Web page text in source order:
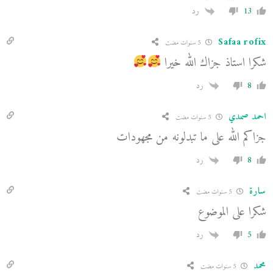
13 رد
Safaa rofix
شكرا استاذ جزاك الله خيرا
8 رد
احمد صمدي
جزاكم الله على ما تبدلونه من مجهودات
8 رد
سارة
شكرا على الموضوع
5 رد
محمد